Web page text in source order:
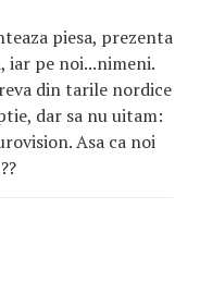
piesa, prezenta
iar pe noi...nimeni.
din tarile nordice
dar sa nu uitam:
Asa ca noi